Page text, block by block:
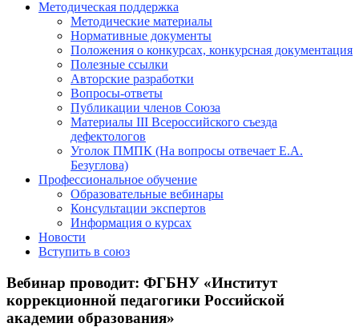
Методическая поддержка
Методические материалы
Нормативные документы
Положения о конкурсах, конкурсная документация
Полезные ссылки
Авторские разработки
Вопросы-ответы
Публикации членов Союза
Материалы III Всероссийского съезда
дефектологов
Уголок ПМПК (На вопросы отвечает Е.А.
Безуглова)
Профессиональное обучение
Образовательные вебинары
Консультации экспертов
Информация о курсах
Новости
Вступить в союз
Вебинар проводит: ФГБНУ «Институт
коррекционной педагогики Российской
академии образования»